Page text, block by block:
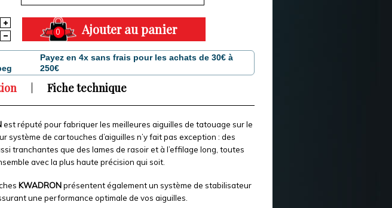
0 Ajouter au panier
Payez en 4x sans frais pour les achats de 30€ à
250€
Fiche technique
est réputé pour fabriquer les meilleures aiguilles de tatouage sur le
système de cartouches d’aiguilles n’y fait pas exception : des
tranchantes que des lames de rasoir et à l’effilage long, toutes
avec la plus haute précision qui soit.
KWADRONprésentent également un système de stabilisateur
une performance optimale de vos aiguilles.